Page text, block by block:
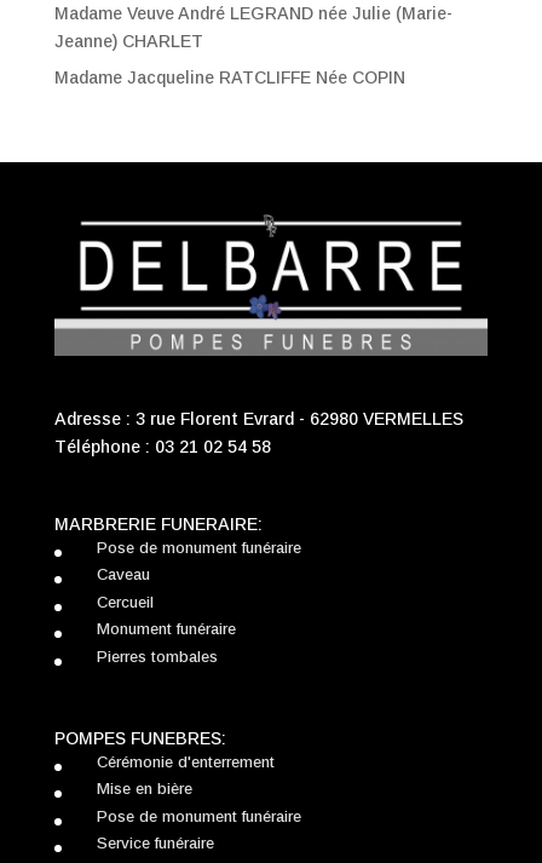
Madame Veuve André LEGRAND née Julie (Marie-
Jeanne) CHARLET
Madame Jacqueline RATCLIFFE Née COPIN
Adresse : 3 rue Florent Evrard - 62980 VERMELLES
Téléphone : 03 21 02 54 58
MARBRERIE FUNERAIRE:
Pose de monument funéraire
Caveau
Cercueil
Monument funéraire
Pierres tombales
POMPES FUNEBRES:
Cérémonie d'enterrement
Mise en bière
Pose de monument funéraire
Service funéraire